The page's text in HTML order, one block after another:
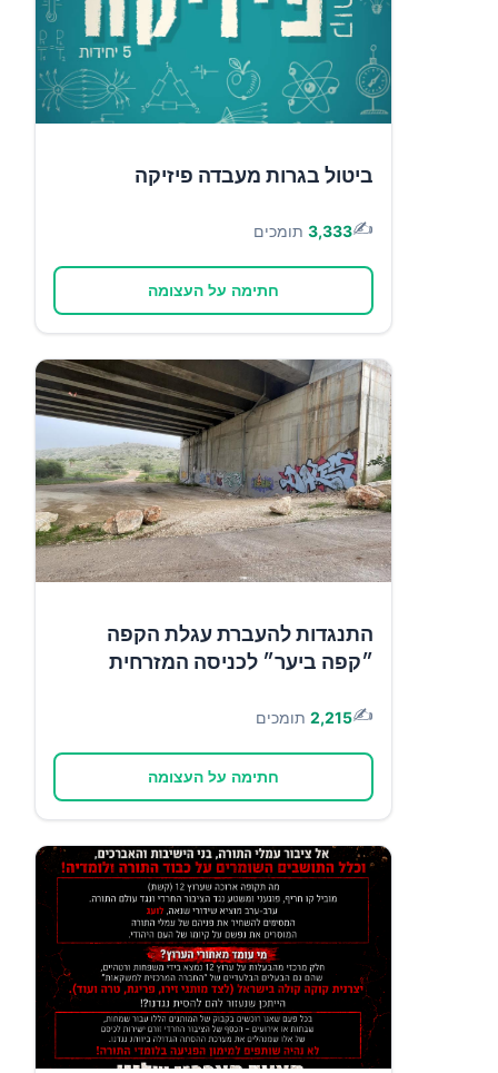
ביטול בגרות מעבדה פיזיקה
✍️
3,333 תומכים
חתימה על העצומה
התנגדות להעברת עגלת הקפה
״קפה ביער״ לכניסה המזרחית
✍️
2,215 תומכים
חתימה על העצומה